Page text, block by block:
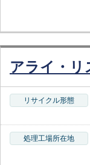
アライ・リ
リサイクル形態
処理工場所在地